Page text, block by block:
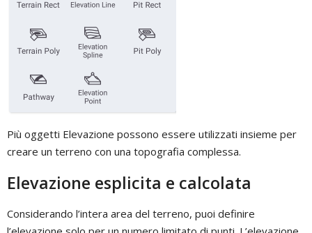
Più oggetti Elevazione possono essere utilizzati insieme per
creare un terreno con una topografia complessa.
Elevazione esplicita e calcolata
Considerando l’intera area del terreno, puoi definire